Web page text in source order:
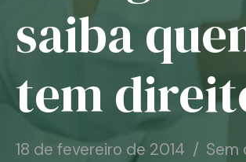
Associe-se
saiba
tem
18 de fevereiro de 2014 Sem